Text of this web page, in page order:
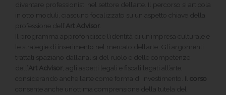
diventare professionisti nel settore dell’arte. Il percorso si articola
in otto moduli, ciascuno focalizzato su un aspetto chiave della
professione dell’ Art Advisor
Il programma approfondisce l’identità di un’impresa culturale e
le strategie di inserimento nel mercato dell’arte. Gli argomenti
trattati spaziano dall’analisi del ruolo e delle competenze
dell’ Art Advisor , agli aspetti legali e fiscali legati all’arte,
considerando anche l’arte come forma di investimento. Il corso
consente anche un’ottima comprensione della tutela del